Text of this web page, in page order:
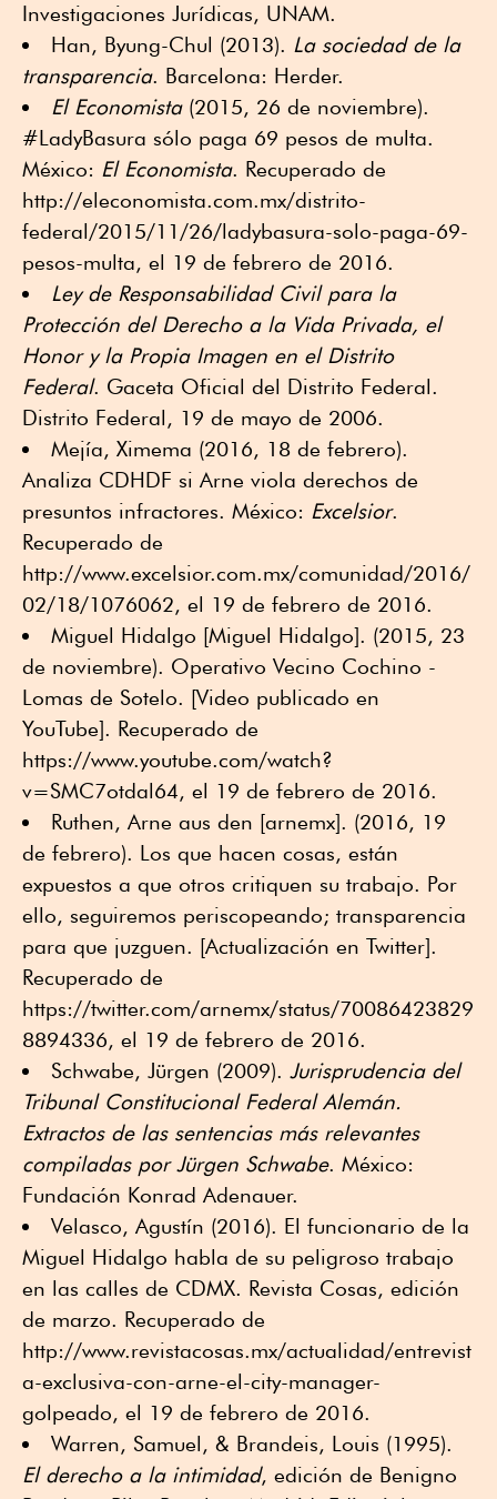
Investigaciones Jurídicas, UNAM.
Han, Byung-Chul (2013). La sociedad de la
transparencia. Barcelona: Herder.
El Economista(2015, 26 de noviembre).
#LadyBasura sólo paga 69 pesos de multa.
México: El Economista. Recuperado de
http://eleconomista.com.mx/distrito-
federal/2015/11/26/ladybasura-solo-paga-69-
pesos-multa, el 19 de febrero de 2016.
Ley de Responsabilidad Civil para la
Protección del Derecho a la Vida Privada, el
Honor y la Propia Imagen en el Distrito
Federal. Gaceta Oficial del Distrito Federal.
Distrito Federal, 19 de mayo de 2006.
Mejía, Ximema (2016, 18 de febrero).
Analiza CDHDF si Arne viola derechos de
presuntos infractores. México: Excelsior.
Recuperado de
http://www.excelsior.com.mx/comunidad/2016/
02/18/1076062, el 19 de febrero de 2016.
Miguel Hidalgo [Miguel Hidalgo]. (2015, 23
de noviembre). Operativo Vecino Cochino -
Lomas de Sotelo. [Video publicado en
YouTube]. Recuperado de
https://www.youtube.com/watch?
v=SMC7otdal64, el 19 de febrero de 2016.
Ruthen, Arne aus den [arnemx]. (2016, 19
de febrero). Los que hacen cosas, están
expuestos a que otros critiquen su trabajo. Por
ello, seguiremos periscopeando; transparencia
para que juzguen. [Actualización en Twitter].
Recuperado de
https://twitter.com/arnemx/status/70086423829
8894336, el 19 de febrero de 2016.
Schwabe, Jürgen (2009). Jurisprudencia del
Tribunal Constitucional Federal Alemán.
Extractos de las sentencias más relevantes
compiladas por Jürgen Schwabe. México:
Fundación Konrad Adenauer.
Velasco, Agustín (2016). El funcionario de la
Miguel Hidalgo habla de su peligroso trabajo
en las calles de CDMX. Revista Cosas, edición
de marzo. Recuperado de
http://www.revistacosas.mx/actualidad/entrevist
a-exclusiva-con-arne-el-city-manager-
golpeado, el 19 de febrero de 2016.
Warren, Samuel, & Brandeis, Louis (1995).
El derecho a la intimidad, edición de Benigno